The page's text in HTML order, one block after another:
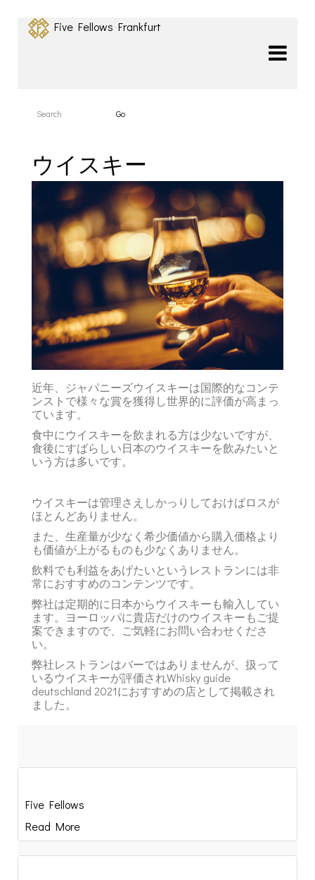
Five Fellows Frankfurt
ウイスキー
近年、ジャパニーズウイスキーは国際的なコンテ
ンストで様々な賞を獲得し世界的に評価が高まっ
ています。
食中にウイスキーを飲まれる方は少ないですが、
食後にすばらしい日本のウイスキーを飲みたいと
いう方は多いです。
ウイスキーは管理さえしかっりしておけばロスが
ほとんどありません。
また、生産量が少なく希少価値から購入価格より
も価値が上がるものも少なくありません。
飲料でも利益をあげたいというレストランには非
常におすすめのコンテンツです。
弊社は定期的に日本からウイスキーも輸入してい
ます。ヨーロッパに貴店だけのウイスキーもご提
案できますので、ご気軽にお問い合わせくださ
い。
弊社レストランはバーではありませんが、扱って
いるウイスキーが評価されWhisky guide
deutschland 2021におすすめの店として掲載され
ました。
Five Fellows
Read More